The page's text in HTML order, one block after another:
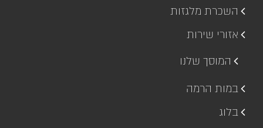
השכרת מלגזות
אזורי שירות
המוסך שלנו
במות הרמה
בלוג